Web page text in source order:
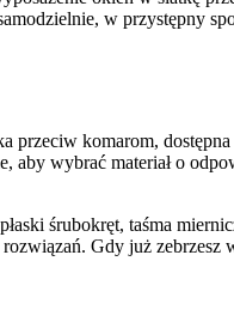
w przystępny
przeciw komarom,
wybrać materiał o
śrubokręt, taśma
Gdy już zebrzesz